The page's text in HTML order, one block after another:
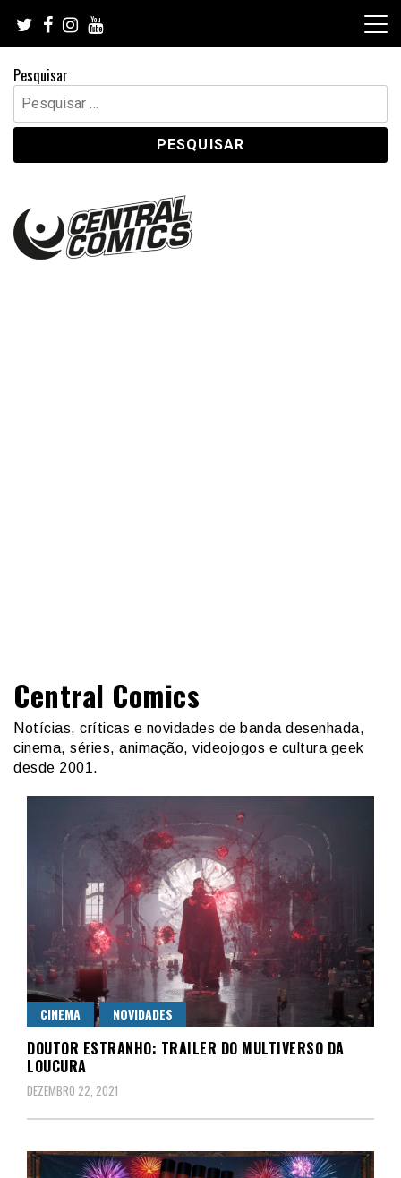
content
Pesquisar
Pesquisar
por:
Central Comics
Notícias, críticas e novidades de banda desenhada,
cinema, séries, animação, videojogos e cultura geek
desde 2001.
CINEMA NOVIDADES
DOUTOR ESTRANHO: TRAILER DO MULTIVERSO DA
LOUCURA
DEZEMBRO 22, 2021